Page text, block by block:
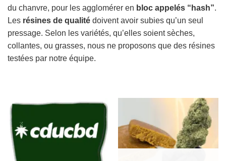
du chanvre, pour les agglomérer en bloc appelés “hash”.
Les résines de qualité doivent avoir subies qu’un seul
pressage. Selon les variétés, qu’elles soient sèches,
collantes, ou grasses, nous ne proposons que des résines
testées par notre équipe.